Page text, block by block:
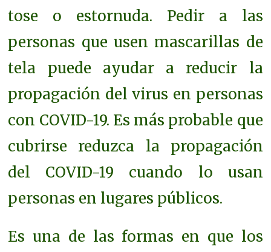
tose o estornuda. Pedir a las
personas que usen mascarillas de
tela puede ayudar a reducir la
propagación del virus en personas
con COVID-19. Es más probable que
cubrirse reduzca la propagación
del COVID-19 cuando lo usan
personas en lugares públicos.
Es una de las formas en que los